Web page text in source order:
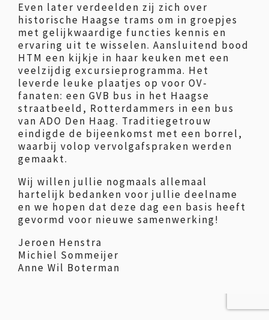
Even later verdeelden zij zich over
historische Haagse trams om in groepjes
met gelijkwaardige functies kennis en
ervaring uit te wisselen. Aansluitend bood
HTM een kijkje in haar keuken met een
veelzijdig excursieprogramma. Het
leverde leuke plaatjes op voor OV-
fanaten: een GVB bus in het Haagse
straatbeeld, Rotterdammers in een bus
van ADO Den Haag. Traditiegetrouw
eindigde de bijeenkomst met een borrel,
waarbij volop vervolgafspraken werden
gemaakt.
Wij willen jullie nogmaals allemaal
hartelijk bedanken voor jullie deelname
en we hopen dat deze dag een basis heeft
gevormd voor nieuwe samenwerking!
Jeroen Henstra
Michiel Sommeijer
Anne Wil Boterman